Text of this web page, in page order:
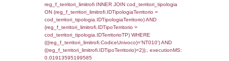
StatoIspezione,
'%d/%m/%Y') as DataApertura,
DATE_FORMAT(DataChiusura, '%d/%m/
DataChiusura,
'%d/%m/%Y') as DataUltimoPIR FROM